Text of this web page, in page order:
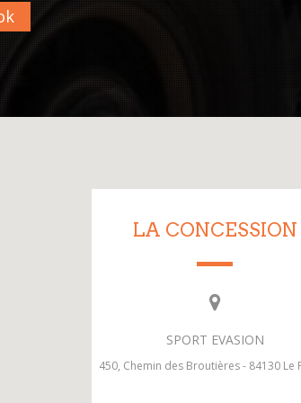
LA CONCESSION
SPORT EVASION
450, Chemin des Broutières - 84130 Le